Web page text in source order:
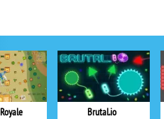
Brutal.io